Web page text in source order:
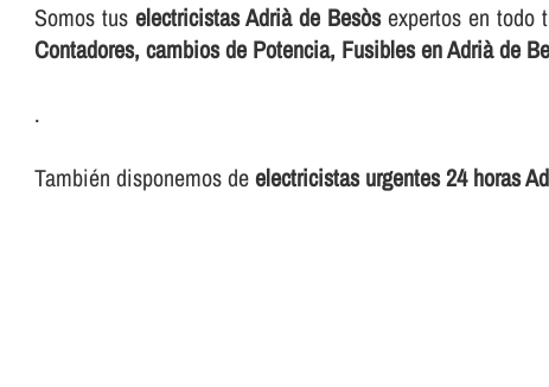
Somos tuselectricistas Adrià de Besòsexpertos en todo
Contadores, cambios de Potencia, Fusibles en Adrià de
.
También disponemos deelectricistas urgentes 24 horas